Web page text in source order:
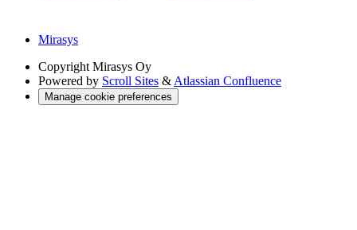
Mirasys
Copyright Mirasys Oy
Powered by Scroll Sites & Atlassian Confluence
Manage cookie preferences